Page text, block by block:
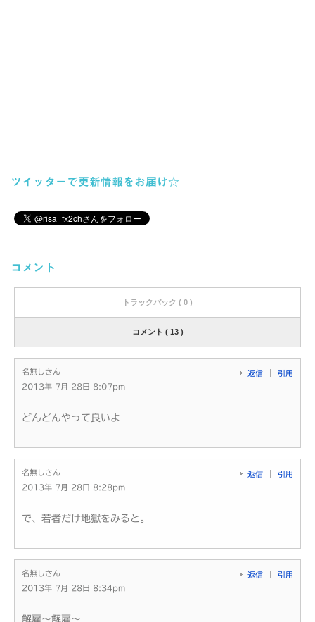
ツイッターで更新情報をお届け☆
コメント
トラックバック ( 0 )
コメント ( 13 )
名無しさん
2013年 7月 28日 8:07pm
返信 引用
どんどんやって良いよ
名無しさん
2013年 7月 28日 8:28pm
返信 引用
で、若者だけ地獄をみると。
名無しさん
2013年 7月 28日 8:34pm
返信 引用
解雇～解雇～